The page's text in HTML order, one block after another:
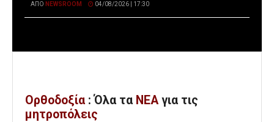
ΑΠΌ NEWSROOM 04/08/2026 | 17:30
Ορθοδοξία : Όλα τα ΝΕΑ για τις
μητροπόλεις